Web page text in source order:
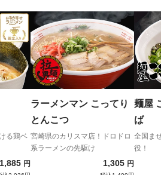
る鶏ベ
1,885 円
ラーメンマン こってり
とんこつ
宮崎県のカリスマ店！ドロドロ
系ラーメンの先駆け
1,305 円
麺屋
ば
全国ま
役！